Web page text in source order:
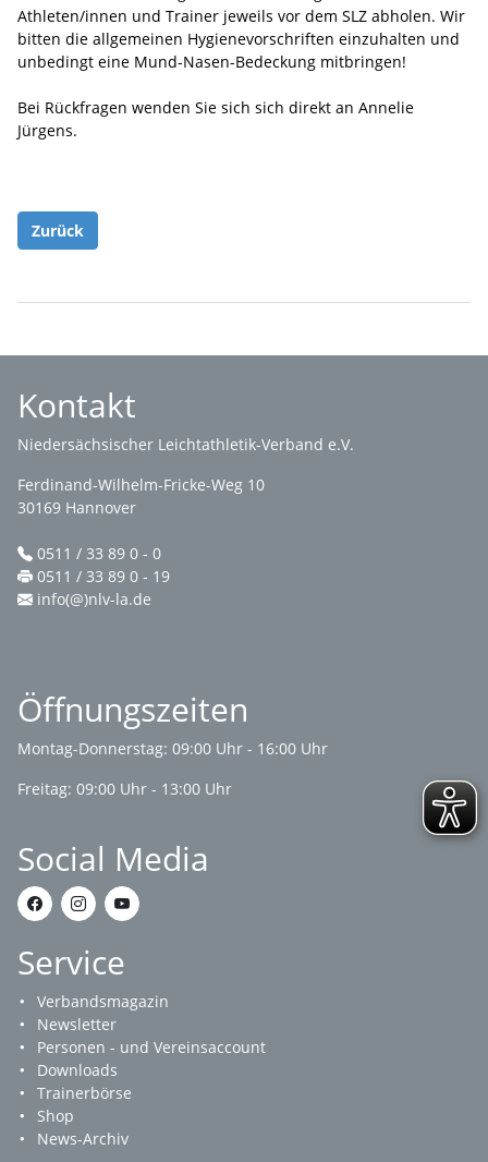
Athleten/innen und Trainer jeweils vor dem SLZ abholen. Wir
bitten die allgemeinen Hygienevorschriften einzuhalten und
unbedingt eine Mund-Nasen-Bedeckung mitbringen!
Bei Rückfragen wenden Sie sich sich direkt an Annelie
Jürgens.
Zurück
Kontakt
Niedersächsischer Leichtathletik-Verband e.V.
Ferdinand-Wilhelm-Fricke-Weg 10
30169 Hannover
0511 / 33 89 0 - 0
0511 / 33 89 0 - 19
info(@)nlv-la.de
Öffnungszeiten
Montag-Donnerstag: 09:00 Uhr - 16:00 Uhr
Freitag: 09:00 Uhr - 13:00 Uhr
Social Media
Service
Verbandsmagazin
Newsletter
Personen - und Vereinsaccount
Downloads
Trainerbörse
Shop
News-Archiv